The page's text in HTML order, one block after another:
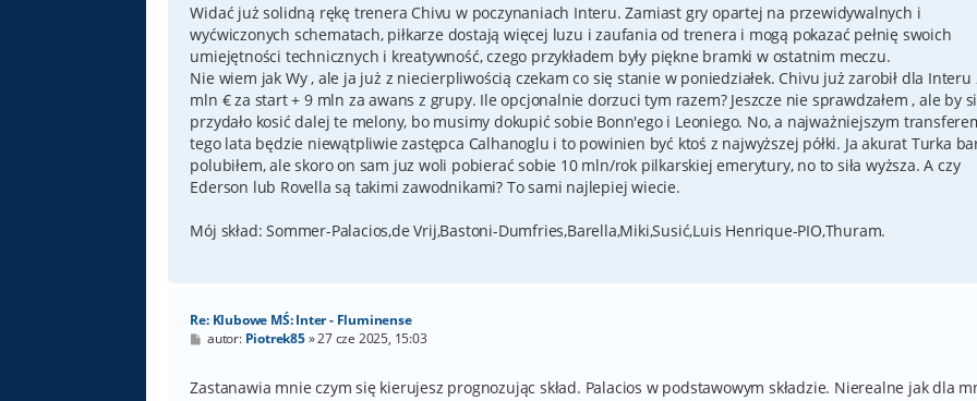
Widać już solidną rękę trenera Chivu w poczynaniach Interu. Zamiast gry opartej na przewidywalnych i
wyćwiczonych schematach, piłkarze dostają więcej luzu i zaufania od trenera i mogą pokazać pełnię swoich
umiejętności technicznych i kreatywność, czego przykładem były piękne bramki w ostatnim meczu.
Nie wiem jak Wy , ale ja już z niecierpliwością czekam co się stanie w poniedziałek. Chivu już zarobił dla Interu
mln € za start + 9 mln za awans z grupy. Ile opcjonalnie dorzuci tym razem? Jeszcze nie sprawdzałem , ale by
przydało kosić dalej te melony, bo musimy dokupić sobie Bonn'ego i Leoniego. No, a najważniejszym
tego lata będzie niewątpliwie zastępca Calhanoglu i to powinien być ktoś z najwyższej półki. Ja akurat Turka
polubiłem, ale skoro on sam juz woli pobierać sobie 10 mln/rok pilkarskiej emerytury, no to siła wyższa. A czy
Ederson lub Rovella są takimi zawodnikami? To sami najlepiej wiecie.
Mój skład: Sommer-Palacios,de Vrij,Bastoni-Dumfries,Barella,Miki,Susić,Luis Henrique-PIO,Thuram.
Re: Klubowe MŚ: Inter - Fluminense
P
t
autor: Piotrek85»27 cze 2025, 15:03
Zastanawia mnie czym się kierujesz prognozując skład. Palacios w podstawowym składzie. Nierealne jak dla